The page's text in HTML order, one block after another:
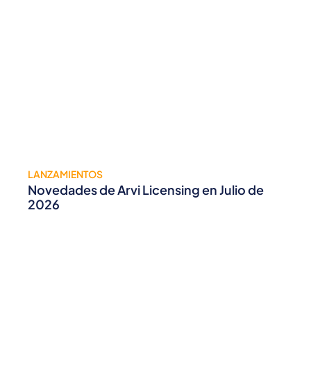
LANZAMIENTOS
Novedades de Arvi Licensing en Julio de
2026